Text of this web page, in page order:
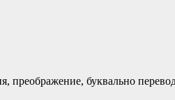
преображение, буквально